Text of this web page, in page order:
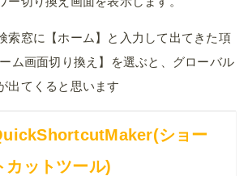
索窓に【ホーム】と入力して出てきた項
ム画面切り換え】を選ぶと、グローバル
出てくると思います
ショー
カットツール)